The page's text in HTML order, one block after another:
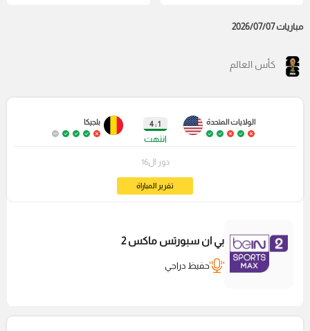
مباريات 2026/07/07
كأس العالم
الولايات المتحدة 1 : 4
انتهت
بلجيكا
دور ال16
تقرير المباراة
بي ان سبورتس ماكس 2
حفيظ دراجي